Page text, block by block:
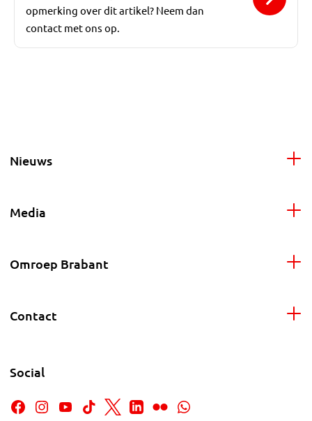
opmerking over dit artikel? Neem dan
contact met ons op.
Nieuws
Media
Omroep Brabant
Contact
Social